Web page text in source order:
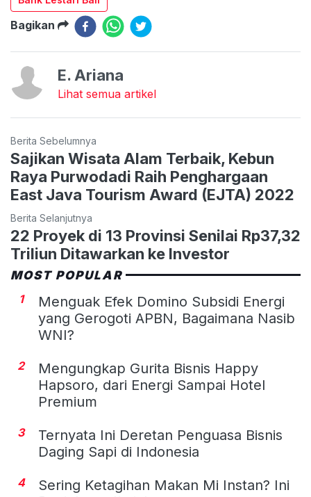
Bagikan
E. Ariana
Lihat semua artikel
Berita Sebelumnya
Sajikan Wisata Alam Terbaik, Kebun
Raya Purwodadi Raih Penghargaan
East Java Tourism Award (EJTA) 2022
Berita Selanjutnya
22 Proyek di 13 Provinsi Senilai Rp37,32
Triliun Ditawarkan ke Investor
MOST POPULAR
1
Menguak Efek Domino Subsidi Energi
yang Gerogoti APBN, Bagaimana Nasib
WNI?
2
Mengungkap Gurita Bisnis Happy
Hapsoro, dari Energi Sampai Hotel
Premium
3
Ternyata Ini Deretan Penguasa Bisnis
Daging Sapi di Indonesia
4
Sering Ketagihan Makan Mi Instan? Ini